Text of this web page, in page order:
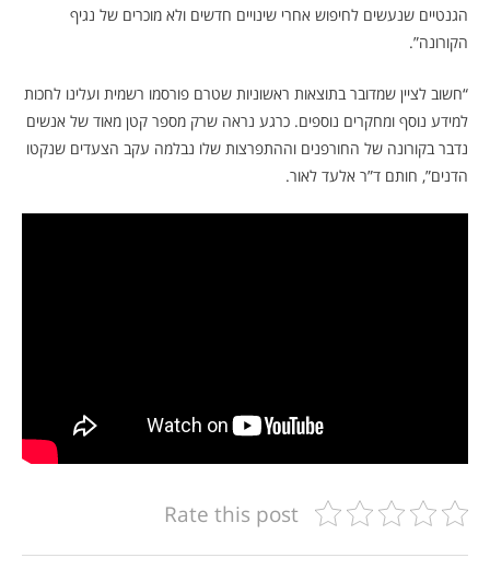
הגנטיים שנעשים לחיפוש אחרי שינויים חדשים ולא מוכרים של נגיף
הקורונה”.
“חשוב לציין שמדובר בתוצאות ראשוניות שטרם פורסמו רשמית ועלינו לחכות
למידע נוסף ומחקרים נוספים. כרגע נראה שרק מספר קטן מאוד של אנשים
נדבר בקורונה של החורפנים וההתפרצות שלו נבלמה עקב הצעדים שנקטו
הדנים”, חותם ד”ר אלעד לאור.
Rate this post